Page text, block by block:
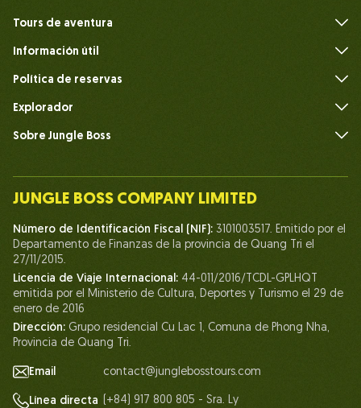
Tours de aventura
Información útil
Política de reservas
Explorador
Sobre Jungle Boss
Nuestro equipo
Vida en Jungle Boss
Nuestros certificados
Asociación
Contáctanos
JUNGLE BOSS COMPANY LIMITED
Número de Identificación Fiscal (NIF): 3101003517. Emitido por el
Departamento de Finanzas de la provincia de Quang Tri el
27/11/2015.
Licencia de Viaje Internacional: 44-011/2016/TCDL-GPLHQT
emitida por el Ministerio de Cultura, Deportes y Turismo el 29 de
enero de 2016
Dirección: Grupo residencial Cu Lac 1, Comuna de Phong Nha,
Provincia de Quang Tri.
Email contact@junglebosstours.com
Línea directa (+84) 917 800 805 - Sra. Ly